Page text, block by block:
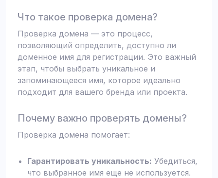
Что такое проверка домена?
Проверка домена — это процесс,
позволяющий определить, доступно ли
доменное имя для регистрации. Это важный
этап, чтобы выбрать уникальное и
запоминающееся имя, которое идеально
подходит для вашего бренда или проекта.
Почему важно проверять домены?
Проверка домена помогает:
Гарантировать уникальность: Убедиться,
что выбранное имя еще не используется.